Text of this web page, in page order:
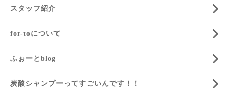
スタッフ紹介
for-toについて
ふぉーとblog
炭酸シャンプーってすごいんです！！